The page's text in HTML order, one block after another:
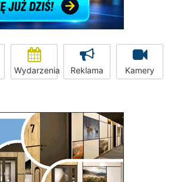
Wydarzenia Reklama Kamery